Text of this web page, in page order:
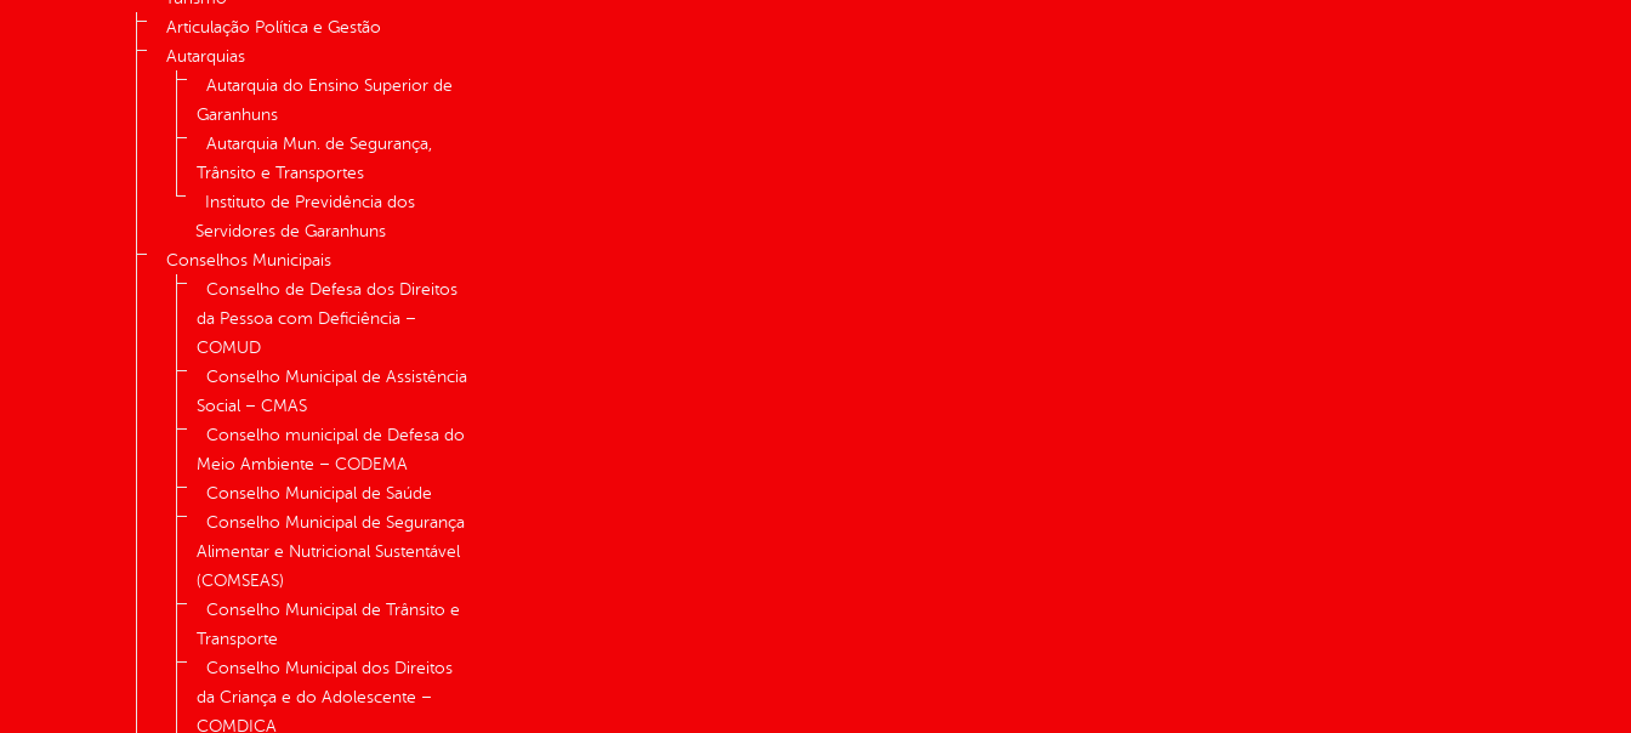
Articulação Política e Gestão
Autarquias
Autarquia do Ensino Superior de
Garanhuns
Autarquia Mun. de Segurança,
Trânsito e Transportes
Instituto de Previdência dos
Servidores de Garanhuns
Conselhos Municipais
Conselho de Defesa dos Direitos
da Pessoa com Deficiência –
COMUD
Conselho Municipal de Assistência
Social – CMAS
Conselho municipal de Defesa do
Meio Ambiente – CODEMA
Conselho Municipal de Saúde
Conselho Municipal de Segurança
Alimentar e Nutricional Sustentável
(COMSEAS)
Conselho Municipal de Trânsito e
Transporte
Conselho Municipal dos Direitos
da Criança e do Adolescente –
COMDICA